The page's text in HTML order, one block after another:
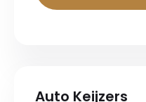
Auto Keijzers